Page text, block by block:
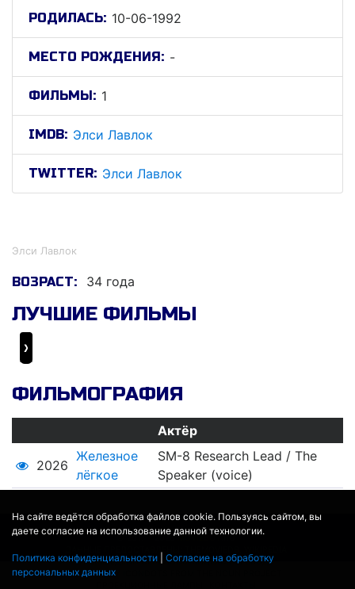
На сайте ведётся обработка файлов cookie. Пользуясь сайтом, вы
даете согласие на использование данной технологии.
Политика конфиденциальности
Согласие на обработку
персональных данных
РОДИЛАСЬ: 10-06-1992
МЕСТО РОЖДЕНИЯ: -
ФИЛЬМЫ: 1
IMDB: Элси Лавлок
TWITTER: Элси Лавлок
Элси Лавлок
ВОЗРАСТ: 34 года
ЛУЧШИЕ ФИЛЬМЫ
ФИЛЬМОГРАФИЯ
Актёр
2026
Железное
лёгкое
SM-8 Research Lead / The
Speaker (voice)
© 2017 - 2026MOVIEBOT.RU
ДАННЫЕ ПРЕДОСТАВЛЕНЫ:
ПЕРЕВЕДЕНО СЕРВИСОМЯНДЕКС.ПЕРЕВОД
THEATER BY ICONDOTS FROM THE NOUN PROJECT